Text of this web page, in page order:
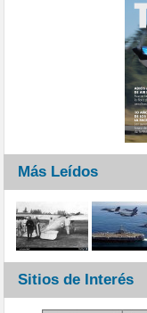
Más Leídos
Sitios de Interés